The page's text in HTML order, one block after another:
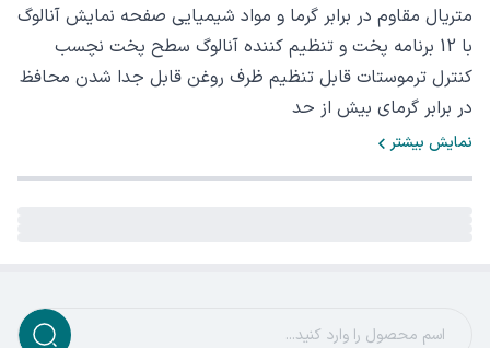
متریال مقاوم در برابر گرما و مواد شیمیایی صفحه نمایش آنالوگ
با 12 برنامه پخت و تنظیم کننده آنالوگ سطح پخت نچسب
کنترل ترموستات قابل تنظیم ظرف روغن قابل جدا شدن محافظ
در برابر گرمای بیش از حد
نمایش بیشتر